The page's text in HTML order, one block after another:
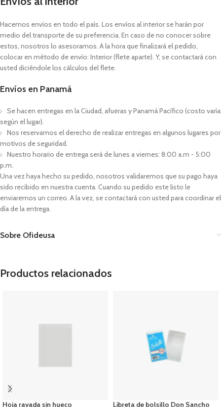
Hacemos envíos en todo el país. Los envíos al interior se harán por
medio del transporte de su preferencia. En caso de no conocer sobre
estos, nosotros lo asesoramos. A la hora que finalizará el pedido,
colocar en método de envío: Interior (flete aparte). Y, se contactará con
usted diciéndole los cálculos del flete.
Envíos en Panamá
Se hacen entregas en la Ciudad, afueras y Panamá Pacífico (costo varía
según el lugar).
Nos reservamos el derecho de realizar entregas en algunos lugares por
motivos de seguridad.
Nuestro horario de entrega será de lunes a viernes: 8:00 a.m - 5:00
p.m.
Una vez haya hecho su pedido, nosotros validaremos que su pago haya
sido recibido en nuestra cuenta. Cuando su pedido este listo le
enviaremos un correo. A la vez, se contactará con usted para coordinar el
día de la entrega.
Sobre Ofideusa
Productos relacionados
Hoja rayada sin hueco Libreta de bolsillo Don Sancho